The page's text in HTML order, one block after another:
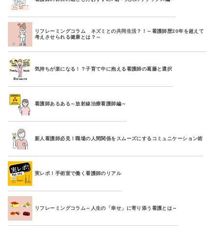
リフレーミングコラム ネズミとの共同生活？！～看護師歴20年を超えて
考えさせられる健康とは？～
気持ちが楽になる！？子育て中に抱える看護師の葛藤と選択
看護師あるある～放射線治療看護師編～
新人看護師必見！職場の人間関係をスムーズにするコミュニケーション術
実レポ！手術室で働く看護師のリアル
リフレーミングコラム～人生の「幸せ」に寄り添う看護とは～